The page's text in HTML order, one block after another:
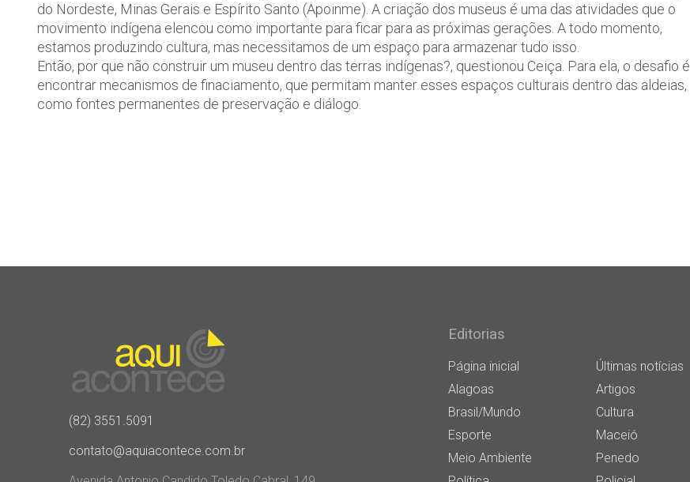
do Nordeste, Minas Gerais e Espírito Santo (Apoinme). A criação dos museus é uma das atividades que o
movimento indígena elencou como importante para ficar para as próximas gerações. A todo momento,
estamos produzindo cultura, mas necessitamos de um espaço para armazenar tudo isso.
Então, por que não construir um museu dentro das terras indígenas?, questionou Ceiça. Para ela, o desafio é
encontrar mecanismos de finaciamento, que permitam manter esses espaços culturais dentro das aldeias,
como fontes permanentes de preservação e diálogo.
(82) 3551.5091
contato@aquiacontece.com.br
Editorias
Página inicial
Últimas notícias
Alagoas
Artigos
Brasil/Mundo
Cultura
Esporte
Maceió
Meio Ambiente
Penedo